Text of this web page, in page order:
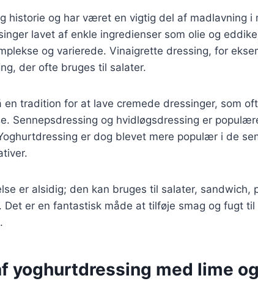
historie og har været en vigtig del af madlavning i
lavet af enkle ingredienser som olie og
og varierede. Vinaigrette dressing, for
der ofte bruges til salater.
en tradition for at lave cremede dressinger, som
Sennepsdressing og hvidløgsdressing er
er dog blevet mere populær i de
er alsidig; den kan bruges til salater, sandwich,
Det er en fantastisk måde at tilføje smag og fugt
yoghurtdressing med lime